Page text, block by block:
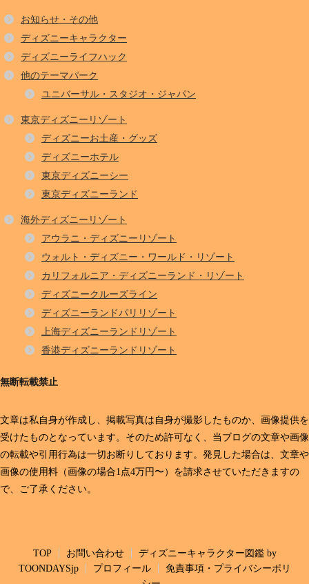
お知らせ・その他
ディズニーキャラクター
ディズニーライフハック
他のテーマパーク
ユニバーサル・スタジオ・ジャパン
東京ディズニーリゾート
ディズニーお土産・グッズ
ディズニーホテル
東京ディズニーシー
東京ディズニーランド
海外ディズニーリゾート
アウラニ・ディズニーリゾート
ウォルト・ディズニー・ワールド・リゾート
カリフォルニア・ディズニーランド・リゾート
ディズニークルーズライン
ディズニーランドパリリゾート
上海ディズニーランドリゾート
香港ディズニーランドリゾート
無断転載禁止
文章は私自身が作成し、掲載写真は自身が撮影したものか、画像提供を
受けたものとなっています。そのため許可なく、当ブログの文章や画像
の転載や引用行為は一切お断りしております。発見した場合は、文章や
画像の使用料（画像の場合1点4万円〜）を請求させていただきますの
で、ご了承ください。
TOP お問い合わせ
ディズニーキャラクター図鑑 by
TOONDAYSjp
プロフィール
免責事項・プライバシーポリ